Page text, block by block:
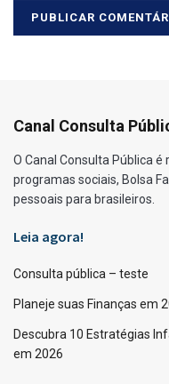
Canal Consulta
O Canal Consulta Pública
programas sociais, Bolsa
pessoais para brasileiros.
Leia agora!
Consulta pública – teste
Planeje suas Finanças em
Descubra 10 Estratégias
em 2026